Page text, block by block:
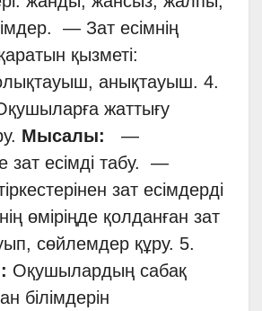
— Зат есімнің
қызметі:
анықтауыш. 4.
жаттығу
Мысалы: —
зат есімді табу. —
зат есімдерді
өміріңде қолданған зат
сөйлемдер құру. 5.
Оқушылардың сабақ
білімдерін